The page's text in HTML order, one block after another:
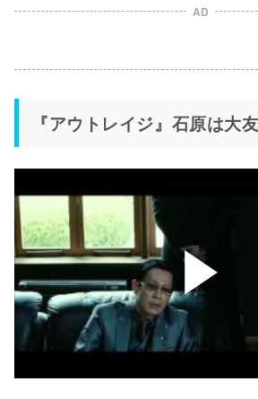
AD
『アウトレイジ』石原は大